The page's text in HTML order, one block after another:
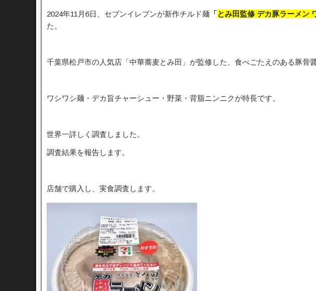
2024年11月6日、セブンイレブンが新作チルド麺 「とみ田監修 デカ豚ラーメン
た。
千葉県松戸市の人気店「中華蕎麦とみ田」が監修した、食べごたえのある豚骨
ワシワシ麺・デカ旨チャーシュー・野菜・背脂ニンニクが特長です。
世界一詳しく調査しました。
調査結果を報告します。
店舗で購入し、実食調査します。